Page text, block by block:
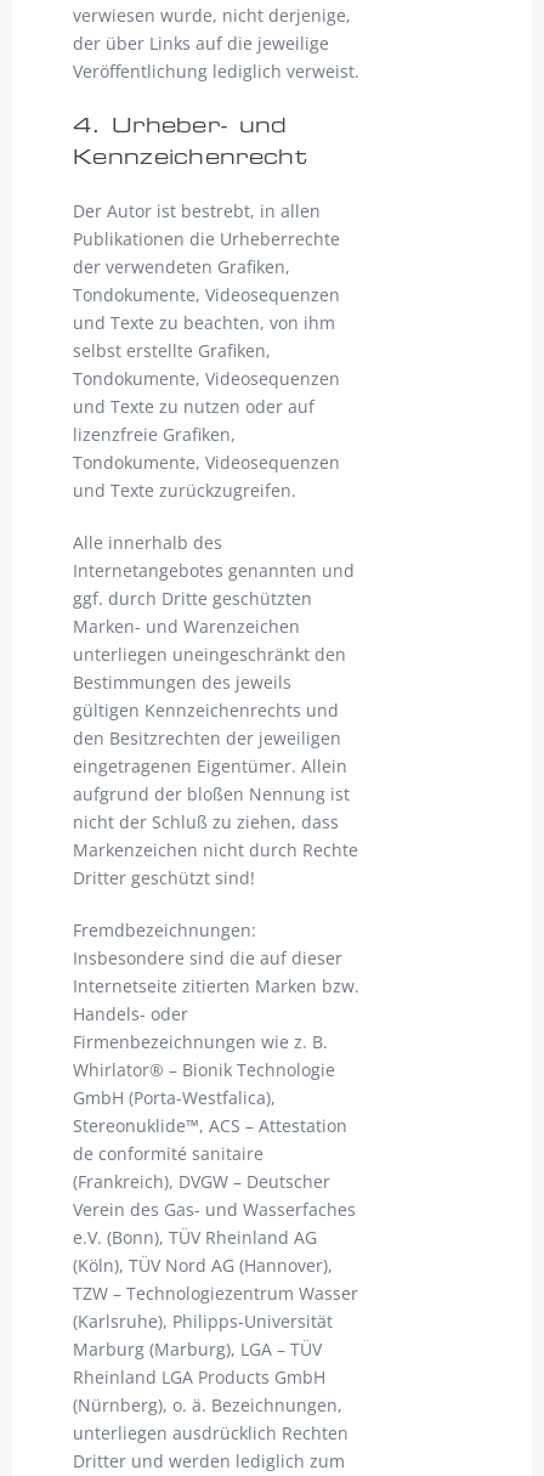
verwiesen wurde, nicht derjenige,
der über Links auf die jeweilige
Veröffentlichung lediglich verweist.
4. Urheber- und
Kennzeichenrecht
Der Autor ist bestrebt, in allen
Publikationen die Urheberrechte
der verwendeten Grafiken,
Tondokumente, Videosequenzen
und Texte zu beachten, von ihm
selbst erstellte Grafiken,
Tondokumente, Videosequenzen
und Texte zu nutzen oder auf
lizenzfreie Grafiken,
Tondokumente, Videosequenzen
und Texte zurückzugreifen.
Alle innerhalb des
Internetangebotes genannten und
ggf. durch Dritte geschützten
Marken- und Warenzeichen
unterliegen uneingeschränkt den
Bestimmungen des jeweils
gültigen Kennzeichenrechts und
den Besitzrechten der jeweiligen
eingetragenen Eigentümer. Allein
aufgrund der bloßen Nennung ist
nicht der Schluß zu ziehen, dass
Markenzeichen nicht durch Rechte
Dritter geschützt sind!
Fremdbezeichnungen:
Insbesondere sind die auf dieser
Internetseite zitierten Marken bzw.
Handels- oder
Firmenbezeichnungen wie z. B.
Whirlator® – Bionik Technologie
GmbH (Porta-Westfalica),
Stereonuklide™, ACS – Attestation
de conformité sanitaire
(Frankreich), DVGW – Deutscher
Verein des Gas- und Wasserfaches
e.V. (Bonn), TÜV Rheinland AG
(Köln), TÜV Nord AG (Hannover),
TZW – Technologiezentrum Wasser
(Karlsruhe), Philipps-Universität
Marburg (Marburg), LGA – TÜV
Rheinland LGA Products GmbH
(Nürnberg), o. ä. Bezeichnungen,
unterliegen ausdrücklich Rechten
Dritter und werden lediglich zum